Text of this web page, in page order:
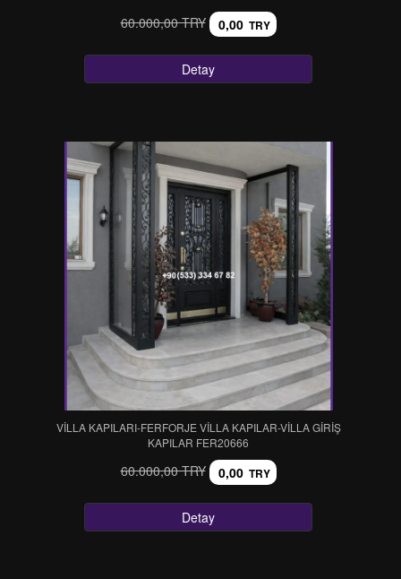
60.000,00 TRY 0,00 TRY
Detay
VİLLA KAPILARI-FERFORJE VİLLA KAPILAR-VİLLA GİRİŞ
KAPILAR FER20666
60.000,00 TRY 0,00 TRY
Detay